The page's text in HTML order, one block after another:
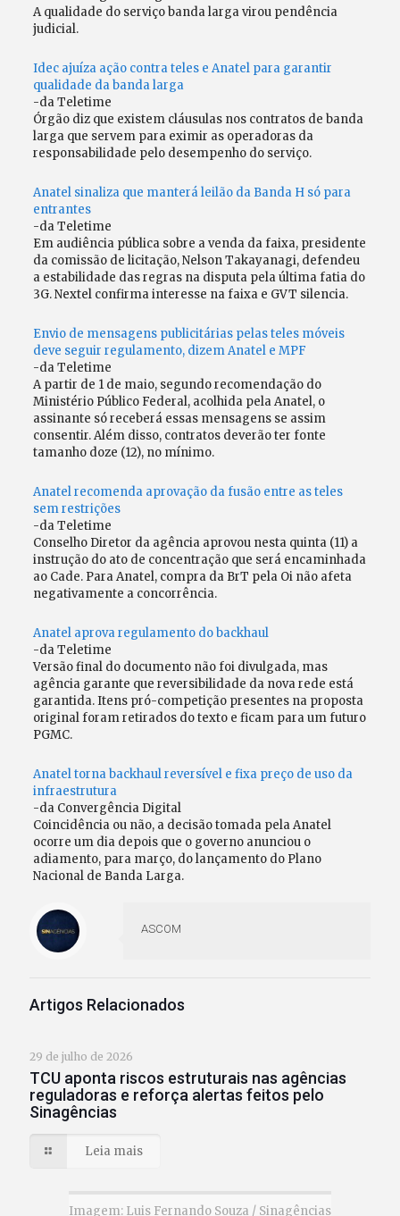
A qualidade do serviço banda larga virou pendência
judicial.
Idec ajuíza ação contra teles e Anatel para garantir
qualidade da banda larga
-da Teletime
Órgão diz que existem cláusulas nos contratos de banda
larga que servem para eximir as operadoras da
responsabilidade pelo desempenho do serviço.
Anatel sinaliza que manterá leilão da Banda H só para
entrantes
-da Teletime
Em audiência pública sobre a venda da faixa, presidente
da comissão de licitação, Nelson Takayanagi, defendeu
a estabilidade das regras na disputa pela última fatia do
3G. Nextel confirma interesse na faixa e GVT silencia.
Envio de mensagens publicitárias pelas teles móveis
deve seguir regulamento, dizem Anatel e MPF
-da Teletime
A partir de 1 de maio, segundo recomendação do
Ministério Público Federal, acolhida pela Anatel, o
assinante só receberá essas mensagens se assim
consentir. Além disso, contratos deverão ter fonte
tamanho doze (12), no mínimo.
Anatel recomenda aprovação da fusão entre as teles
sem restrições
-da Teletime
Conselho Diretor da agência aprovou nesta quinta (11) a
instrução do ato de concentração que será encaminhada
ao Cade. Para Anatel, compra da BrT pela Oi não afeta
negativamente a concorrência.
Anatel aprova regulamento do backhaul
-da Teletime
Versão final do documento não foi divulgada, mas
agência garante que reversibilidade da nova rede está
garantida. Itens pró-competição presentes na proposta
original foram retirados do texto e ficam para um futuro
PGMC.
Anatel torna backhaul reversível e fixa preço de uso da
infraestrutura
-da Convergência Digital
Coincidência ou não, a decisão tomada pela Anatel
ocorre um dia depois que o governo anunciou o
adiamento, para março, do lançamento do Plano
Nacional de Banda Larga.
ASCOM
Artigos Relacionados
29 de julho de 2026
TCU aponta riscos estruturais nas agências
reguladoras e reforça alertas feitos pelo
Sinagências
Leia mais
Imagem: Luis Fernando Souza / Sinagências